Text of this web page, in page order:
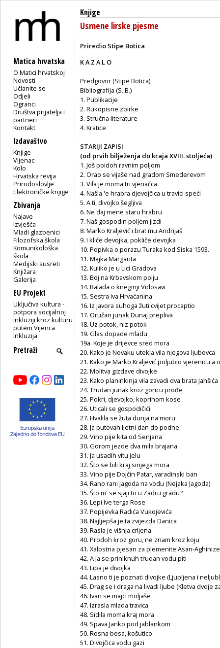
Matica hrvatska
O Matici hrvatskoj
Novosti
Učlanite se
Odjeli
Ogranci
Društva prijatelja i
partneri
Kontakt
Izdavaštvo
Knjige
Vijenac
Kolo
Hrvatska revija
Prirodoslovlje
Elektroničke knjige
Zbivanja
Najave
Izvješća
Mladi glazbenici
Filozofska škola
Komunikološka
škola
Medijski susreti
Knjižara
Galerija
EU Projekt
Uključiva kultura -
potpora socijalnoj
inkluziji kroz kulturu
putem Vijenca
Inkluzija
Knjige
Usmene lirske pjesme
Priredio Stipe Botica
K A Z A L O
Predgovor (Stipe Botica)
Bibliografija (S. B.)
1. Publikacije
2. Rukopisne zbirke
3. Stručna literature
4. Kratice
STARIJI ZAPISI
(od prvih bilježenja do kraja XVIII. stoljeća)
1. Još poidoh ravnim poljom
2. Orao se vijaše nad gradom Smederevom
3. Vila je moma tri vjenačca
4. Našla 'e hrabra djevojčica u travici speći
5. A ti, divojko šegljiva
6. Ne daj mene staru hrabru
7. Naš gospodin poljem jizdi
8. Marko Kraljević i brat mu Andrijaš
9. I kliče devojka, pokliče devojka
10. Popivka o porazu Turaka kod Siska 1593.
11. Majka Margarita
12. Kuliko je u Lici Gradova
13. Boj na Krbavskom polju
14. Balada o kneginji Vidosavi
15. Sestra Iva Hrvaćanina
16. Iz javora suhoga žuti cvijet procaptio
17. Oružan junak Dunaj prepliva
18. Uz potok, niz potok
19. Glas dopade mladu
19a. Koje je drijevce sred mora
20. Kako je Novaku utekla vila njegova ljubovca
21. Kako je Marko Kraljević poljubio vjerenicu a
22. Molitva gizdave divojke
23. Kako planinkinja vila zavadi dva brata Jahšića
24. Trudan junak kroz goricu prođe
25. Pokri, djevojko, koprinom kose
26. Uticali se gospodičići
27. Hvalila se žuta dunja na moru
28. Ja putovah ljetni dan do podne
29. Vino pije kita od Senjana
30. Gorom jezde dva mila brajana
31. Ja usadih vitu jelu
32. Što se bili kraj sinjega mora
33. Vino pije Dojčin Patar, varadinski ban
34. Rano rani Jagoda na vodu (Nejaka Jagoda)
35. Što m' se sjaji to u Zadru gradu?
36. Lepi Ive terga Rose
37. Popijevka Radića Vukojevića
38. Najljepša je ta zvijezda Danica
39. Rasla je višnja crljena
40. Prodoh kroz goru, ne znam kroz koju
41. Xalostna pjesan za plemenite Asan-
42. A ja se priniknuh trudan vodu piti
43. Lipa je divojka
44. Lasno ti je poznati divojke (Ljubljena i
45. Drag se i draga na livadi ljube (Kletva dvoje
46. Ivan se majci moljaše
47. Izrasla mlada travica
48. Sidila moma kraj mora
49. Spava Janko pod jablankom
50. Rosna bosa, košutico
51. Divojčica vodu gazi